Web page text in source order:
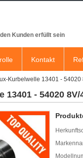
Kunden erfüllt sein
Kontakt
Kurbelwelle 13401 - 54020
- 54020 8V/